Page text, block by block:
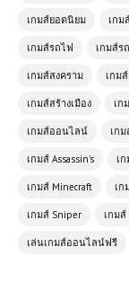
เกมส์ยอดนิยม เกม
เกมส์รถไฟ เกมส์ร
เกมส์สงคราม เกม
เกมส์สร้างเมือง เก
เกมส์ออนไลน์ เก
เกมส์ Assassin's เ
เกมส์ Minecraft เก
เกมส์ Sniper เกมส์
เล่นเกมส์ออนไลน์ฟรี
เกมส์ออนไ
City
เกมส์ออน
ขุนเขา
โหลดเ
ภาค 2